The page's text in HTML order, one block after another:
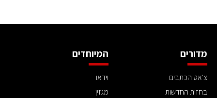
מדורים
צ'אט הכתבים
בחזית החדשות
המיוחדים
וידאו
מגזין